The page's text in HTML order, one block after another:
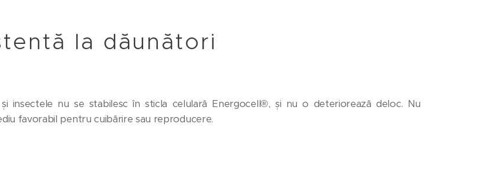
la dăunători
insectele nu se stabilesc în sticla celulară Energocell®, și nu o deteriorează deloc. Nu
favorabil pentru cuibărire sau reproducere.